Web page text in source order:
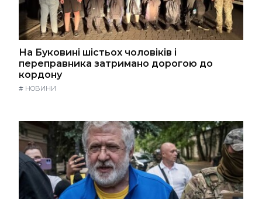
На Буковині шістьох чоловіків і
переправника затримано дорогою до
кордону
# НОВИНИ